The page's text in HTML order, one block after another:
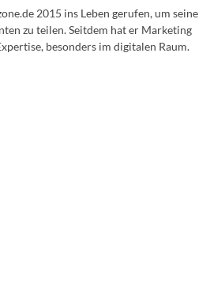
2015 ins Leben gerufen, um seine
zu teilen. Seitdem hat er Marketing
besonders im digitalen Raum.